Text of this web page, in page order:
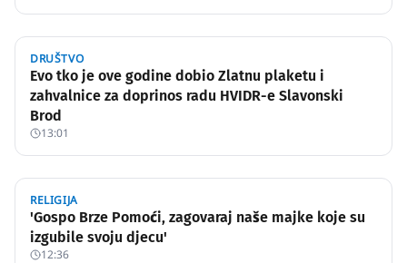
DRUŠTVO
Evo tko je ove godine dobio Zlatnu plaketu i
zahvalnice za doprinos radu HVIDR-e Slavonski
Brod
13:01
RELIGIJA
'Gospo Brze Pomoći, zagovaraj naše majke koje su
izgubile svoju djecu'
12:36